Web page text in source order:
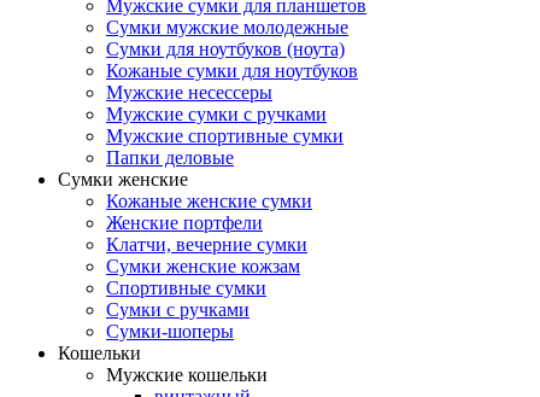
Мужские сумки для планшетов
Сумки мужские молодежные
Сумки для ноутбуков (ноута)
Кожаные сумки для ноутбуков
Мужские несессеры
Мужские сумки с ручками
Мужские спортивные сумки
Папки деловые
Сумки женские
Кожаные женские сумки
Женские портфели
Клатчи, вечерние сумки
Сумки женские кожзам
Спортивные сумки
Сумки с ручками
Сумки-шоперы
Кошельки
Мужские кошельки